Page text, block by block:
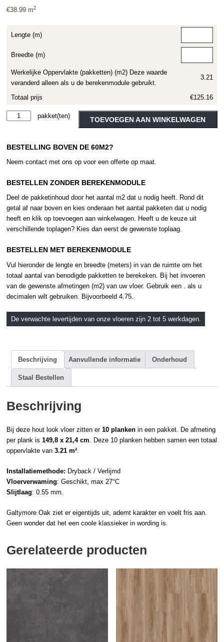
€38.99 m2
Lengte (m)
Breedte (m)
Werkelijke Oppervlakte (pakketten) (m2) Deze waarde
veranderd alleen als u de berekenmodule gebruikt.
3.21
Totaal prijs €125.16
Moduleo
Oak
86221
TOEVOEGEN AAN WINKELWAGEN
Alternative:
BESTELLING BOVEN DE 60M2?
Neem contact met ons op voor een offerte op maat.
BESTELLEN ZONDER BEREKENMODULE
Deel de pakketinhoud door het aantal m2 dat u nodig heeft. Rond dit
getal af naar boven en kies onderaan het aantal pakketen dat u nodig
heeft en klik op toevoegen aan winkelwagen. Heeft u de keuze uit
verschillende toplagen? Kies dan eerst de gewenste toplaag.
BESTELLEN MET BEREKENMODULE
Vul hieronder de lengte en breedte (meters) in van de ruimte om het
totaal aantal van benodigde pakketten te berekeken. Bij het invoeren
van de gewenste afmetingen (m2) van uw vloer. Gebruik een . als u
decimalen wilt gebruiken. Bijvoorbeeld 4.75.
De verwachte levertijden van onze vloeren zijn 2 tot 5 werkdagen.
Beschrijving Aanvullende informatie Onderhoud
Staal Bestellen
Beschrijving
Bij deze hout look vloer zitten er10 planken in een pakket. De afmeting
per plank is149,8 x 21,4 cm . Deze 10 planken hebben samen een totaal
oppervlakte van3.21 m²
Installatiemethode: Dryback / Verlijmd
Vloerverwaming: Geschikt, max 27°C
Slijtlaag: 0.55 mm.
Galtymore Oak ziet er eigentijds uit, ademt karakter en voelt fris aan.
Geen wonder dat het een coole klassieker in wording is.
Gerelateerde producten